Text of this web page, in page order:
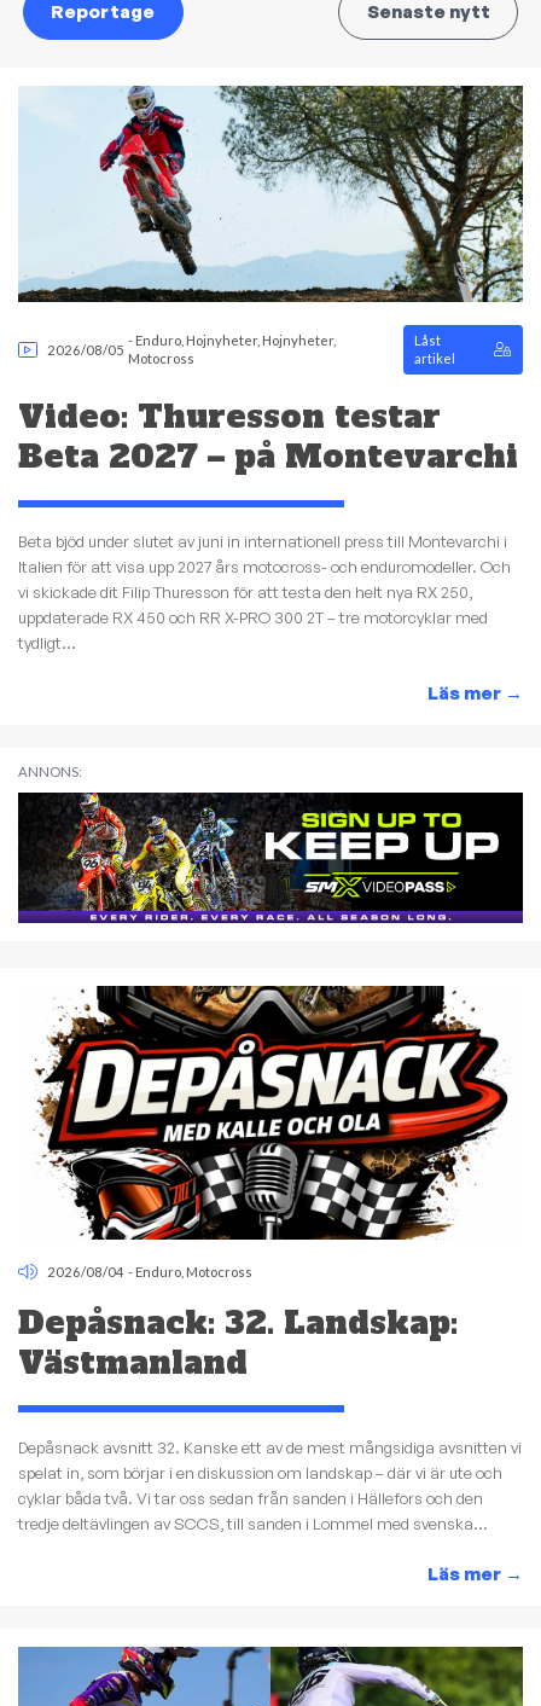
Reportage Senaste nytt
2026/08/05
- Enduro Hojnyheter, Hojnyheter,
Motocross
Låst
artikel
Video: Thuresson testar
Beta 2027 – på Montevarchi
Beta bjöd under slutet av juni in internationell press till Montevarchi i
Italien för att visa upp 2027 års motocross- och enduromodeller. Och
vi skickade dit Filip Thuresson för att testa den helt nya RX 250,
uppdaterade RX 450 och RR X-PRO 300 2T – tre motorcyklar med
tydligt...
Läs mer →
ANNONS:
2026/08/04 - Enduro Motocross
Depåsnack: 32. Landskap:
Västmanland
Depåsnack avsnitt 32. Kanske ett av de mest mångsidiga avsnitten vi
spelat in, som börjar i en diskussion om landskap – där vi är ute och
cyklar båda två. Vi tar oss sedan från sanden i Hällefors och den
tredje deltävlingen av SCCS, till sanden i Lommel med svenska...
Läs mer →